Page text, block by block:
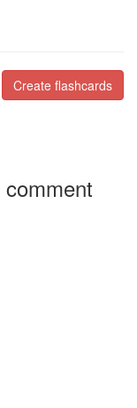
Create flashcards